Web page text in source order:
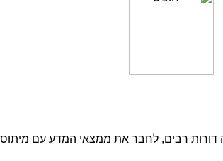
רבים, לחבר את ממצאי המדע עם